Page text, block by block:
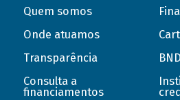
Quem somos
Onde atuamos
Transparência
Consulta a
financiamentos